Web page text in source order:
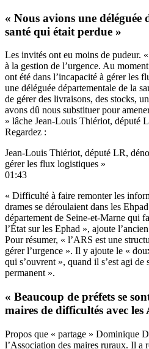
« Nous avions une déléguée
santé qui était perdue »
Les invités ont eu moins de pudeur.
à la gestion de l’urgence. Au
ont été dans l’incapacité à gérer les
une déléguée départementale de la
de gérer des livraisons, des stocks,
avons dû nous substituer pour
» lâche Jean-Louis Thiériot, député
Regardez :
Jean-Louis Thiériot, député LR,
gérer les flux logistiques »
01:43
« Difficulté à faire remonter les
drames se déroulaient dans les
département de Seine-et-Marne qui
l’État sur les Ephad », ajoute
Pour résumer, « l’ARS est une
gérer l’urgence ». Il y ajoute le «
qui s’ouvrent », quand il s’est agi
permanent ».
« Beaucoup de préfets se
maires de difficultés avec les
Propos que « partage » Dominique
l’Association des maires ruraux. Il a